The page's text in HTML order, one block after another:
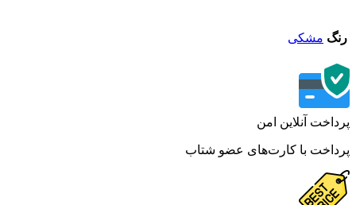
مشکی
آنلاین امن
با کارت‌های عضو شتاب